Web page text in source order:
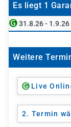
Es liegt 1
31.8.26 - 1.9.26
Weitere
Live
2. Termin